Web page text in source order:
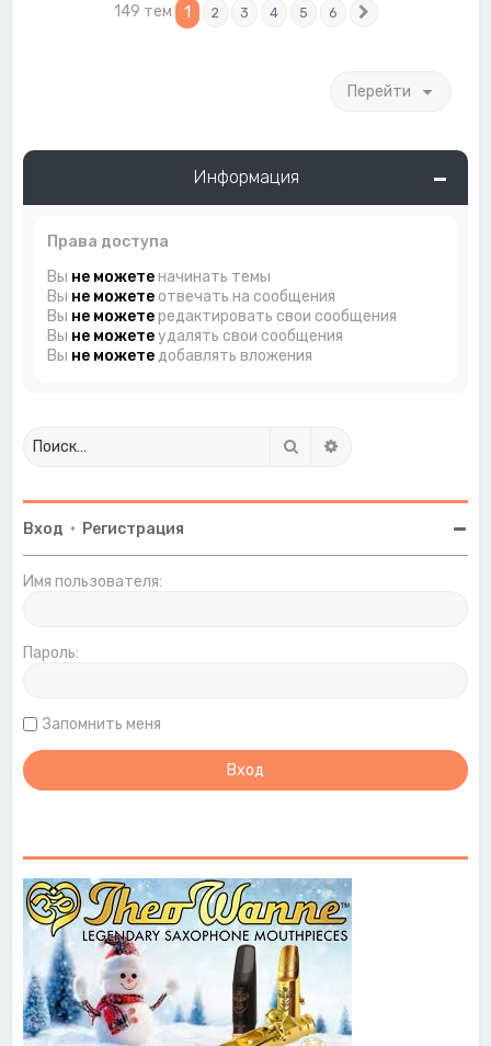
149 тем 1 2 3 4 5 6
Перейти
Информация
Права доступа
Вы не можетеначинать темы
Вы не можетеотвечать на сообщения
Вы не можетередактировать свои сообщения
Вы не можетеудалять свои сообщения
Вы не можетедобавлять вложения
Поиск
Вход • Регистрация
Имя пользователя:
Пароль:
Запомнить меня